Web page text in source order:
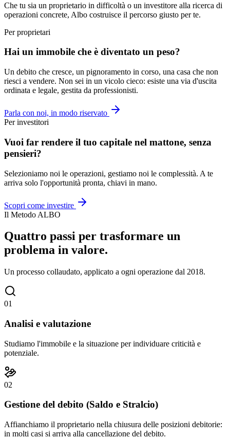
Che tu sia un proprietario in difficoltà o un investitore alla ricerca di
operazioni concrete, Albo costruisce il percorso giusto per te.
Per proprietari
Hai un immobile che è diventato un peso?
Un debito che cresce, un pignoramento in corso, una casa che non
riesci a vendere. Non sei in un vicolo cieco: esiste una via d'uscita
ordinata e legale, gestita da professionisti.
Parla con noi, in modo riservato
Per investitori
Vuoi far rendere il tuo capitale nel mattone, senza
pensieri?
Selezioniamo noi le operazioni, gestiamo noi le complessità. A te
arriva solo l'opportunità pronta, chiavi in mano.
Scopri come investire
Il Metodo ALBO
Quattro passi per trasformare un
problema in valore.
Un processo collaudato, applicato a ogni operazione dal 2018.
01
Analisi e valutazione
Studiamo l'immobile e la situazione per individuare criticità e
potenziale.
02
Gestione del debito (Saldo e Stralcio)
Affianchiamo il proprietario nella chiusura delle posizioni debitorie:
in molti casi si arriva alla cancellazione del debito.